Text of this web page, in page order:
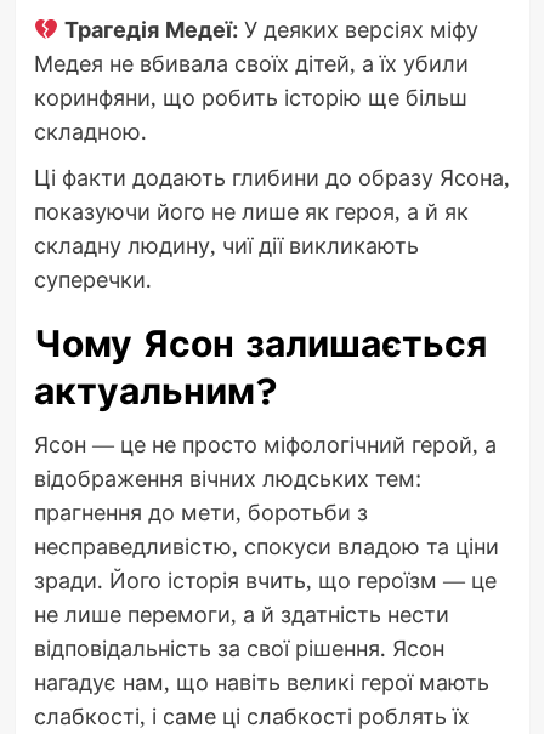
Трагедія Медеї: У деяких версіях міфу
Медея не вбивала своїх дітей, а їх убили
коринфяни, що робить історію ще більш
складною.
Ці факти додають глибини до образу Ясона,
показуючи його не лише як героя, а й як
складну людину, чиї дії викликають
суперечки.
Чому Ясон залишається
актуальним?
Ясон — це не просто міфологічний герой, а
відображення вічних людських тем:
прагнення до мети, боротьби з
несправедливістю, спокуси владою та ціни
зради. Його історія вчить, що героїзм — це
не лише перемоги, а й здатність нести
відповідальність за свої рішення. Ясон
нагадує нам, що навіть великі герої мають
слабкості, і саме ці слабкості роблять їх